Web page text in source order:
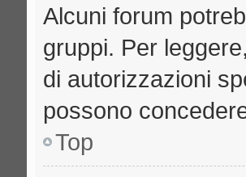
Alcuni forum
gruppi. Per
di autorizzazioni
possono
Top